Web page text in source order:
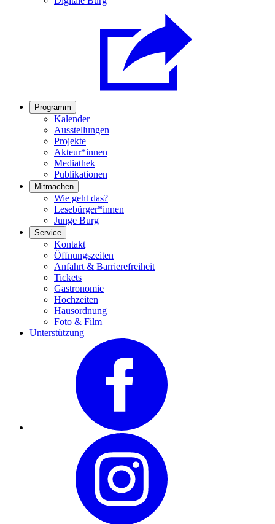
Programm
Kalender
Ausstellungen
Projekte
Akteur*innen
Mediathek
Publikationen
Mitmachen
Wie geht das?
Lesebürger*innen
Junge Burg
Service
Kontakt
Öffnungszeiten
Anfahrt & Barrierefreiheit
Tickets
Gastronomie
Hochzeiten
Hausordnung
Foto & Film
Unterstützung